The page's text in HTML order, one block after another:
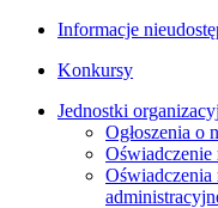
Informacje
Konkursy
Jednostki
Ogłoszenia o